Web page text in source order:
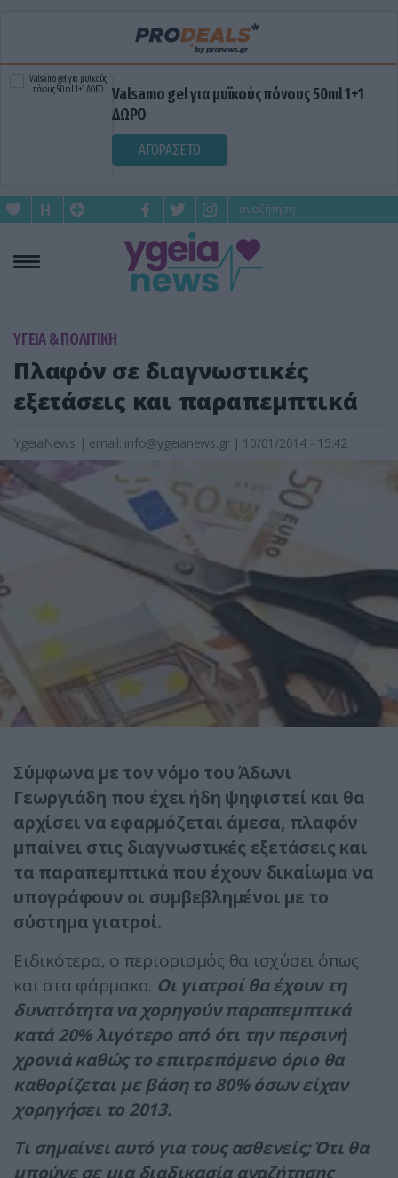
Valsamo gel για μυϊκούς πόνους 50ml 1+1
ΔΩΡΟ
ΑΓΟΡΑΣΕ ΤΟ
ΥΓΕΙΑ & ΠΟΛΙΤΙΚΗ
Πλαφόν σε διαγνωστικές
εξετάσεις και παραπεμπτικά
YgeiaNews | email: info@ygeianews.gr | 10/01/2014 - 15:42
Σύμφωνα με τον νόμο του Άδωνι
Γεωργιάδη που έχει ήδη ψηφιστεί και θα
αρχίσει να εφαρμόζεται άμεσα, πλαφόν
μπαίνει στις διαγνωστικές εξετάσεις και
τα παραπεμπτικά που έχουν δικαίωμα να
υπογράφουν οι συμβεβλημένοι με το
σύστημα γιατροί.
Ειδικότερα, ο περιορισμός θα ισχύσει όπως
και στα φάρμακα. Οι γιατροί θα έχουν τη
δυνατότητα να χορηγούν παραπεμπτικά
κατά 20% λιγότερο από ότι την περσινή
χρονιά καθώς το επιτρεπόμενο όριο θα
καθορίζεται με βάση το 80% όσων είχαν
χορηγήσει το 2013.
Τι σημαίνει αυτό για τους ασθενείς; Ότι θα
μπούνε σε μια διαδικασία αναζήτησης